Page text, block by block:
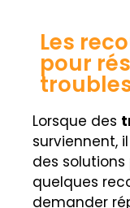
Les
pour
Lorsque des
surviennent,
des solutions
quelques
demander